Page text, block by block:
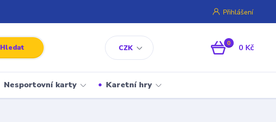
CZK
Přihlášení
Hledat 0 0 Kč
Nesportovní karty Karetní hry